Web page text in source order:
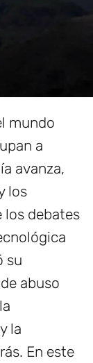
mundo
a
avanza,
los
los debates
su
abuso
la
En este